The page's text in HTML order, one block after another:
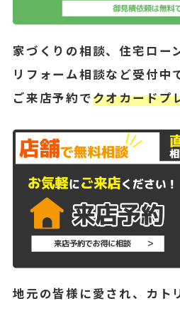
家づくりの相談、住宅ロー
リフォーム相談など受付中
ご来店予約でクオカードプ
地元の皆様に愛され、カト